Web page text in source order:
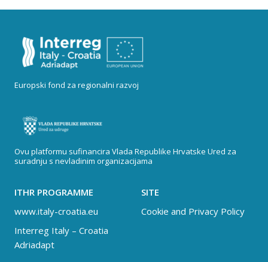
Europski fond za regionalni razvoj
Ovu platformu sufinancira Vlada Republike Hrvatske Ured za
suradnju s nevladinim organizacijama
ITHR PROGRAMME
www.italy-croatia.eu
Interreg Italy – Croatia
Adriadapt
SITE
Cookie and Privacy Policy